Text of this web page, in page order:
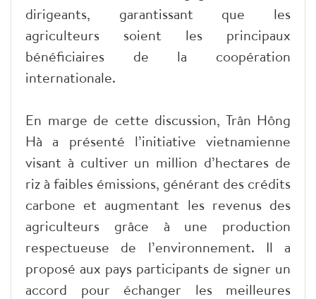
dirigeants, garantissant que les
agriculteurs soient les principaux
bénéficiaires de la coopération
internationale.
En marge de cette discussion, Trân Hông
Hà a présenté l’initiative vietnamienne
visant à cultiver un million d’hectares de
riz à faibles émissions, générant des crédits
carbone et augmentant les revenus des
agriculteurs grâce à une production
respectueuse de l’environnement. Il a
proposé aux pays participants de signer un
accord pour échanger les meilleures